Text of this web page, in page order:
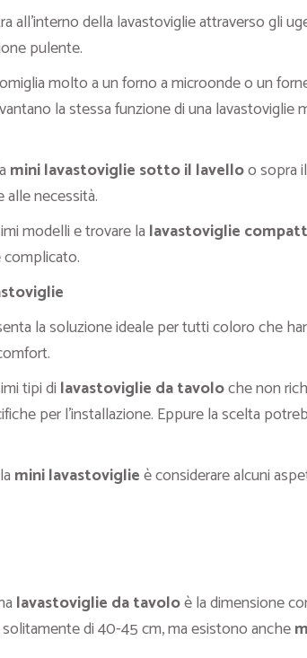
all’interno della lavastoviglie attraverso gli
pulente.
molto a un forno a microonde o un
la stessa funzione di una lavastoviglie
mini lavastoviglie sotto il lavelloo sopra
alle necessità.
modelli e trovare lalavastoviglie
la soluzione ideale per tutti coloro che
tipi di lavastoviglie da tavoloche non
per l’installazione. Eppure la scelta
mini lavastoviglieè considerare alcuni
lavastoviglie da tavoloè la dimensione
di 40-45 cm, ma esistono anche